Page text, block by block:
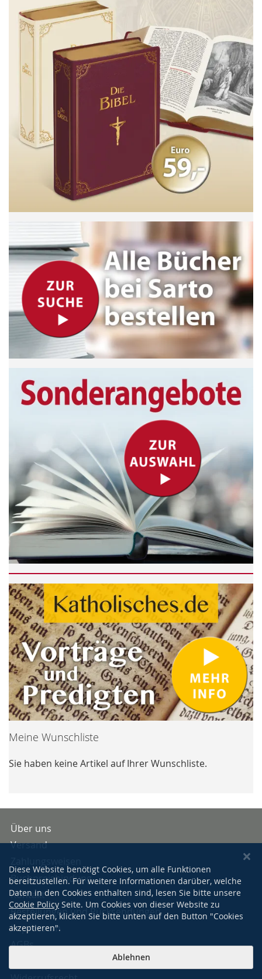
Meine Wunschliste
Sie haben keine Artikel auf Ihrer Wunschliste.
Über uns
Versand
Buchpreisbindung
Kontakt
Bestellungen und Rücksendungen
Impressum
AGBs
Diese Website benötigt Cookies, um alle Funktionen
bereitzustellen. Für weitere Informationen darüber, welche
Daten in den Cookies enthalten sind, lesen Sie bitte unsere
Cookie Policy Seite. Um Cookies von dieser Website zu
akzeptieren, klicken Sie bitte unten auf den Button "Cookies
akzeptieren".
Ablehnen